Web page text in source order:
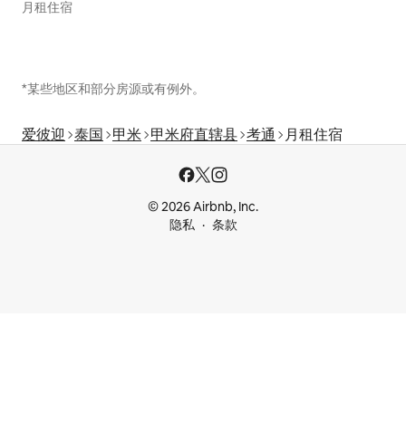
月租住宿
*某些地区和部分房源或有例外。
爱彼迎 泰国 甲米 甲米府直辖县 考通 月租住宿
© 2026 Airbnb, Inc.
隐私
条款